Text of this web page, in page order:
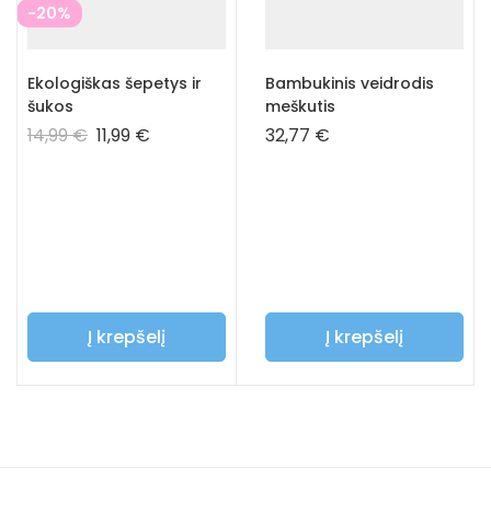
-20%
Ekologiškas šepetys ir
šukos
14,99€ 11,99 €
Į krepšelį
Bambukinis veidrodis
meškutis
32,77 €
Į krepšelį